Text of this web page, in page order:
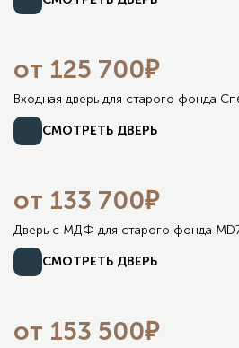
от 125 700₽
Входная дверь для старого фонда
СМОТРЕТЬ ДВЕРЬ
от 133 700₽
Дверь с МДФ для старого фонда
СМОТРЕТЬ ДВЕРЬ
от 153 500₽